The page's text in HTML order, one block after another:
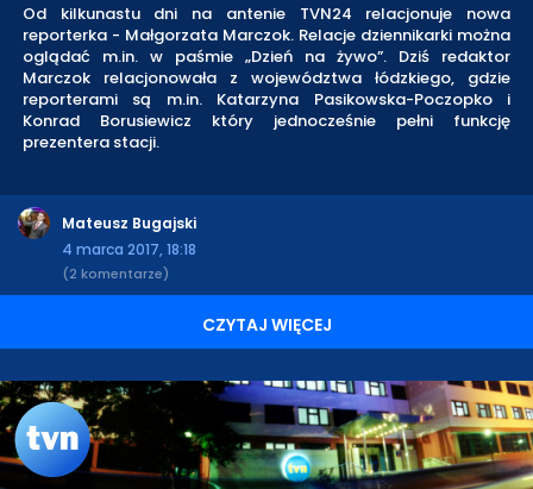
Od kilkunastu dni na antenie TVN24 relacjonuje nowa
reporterka - Małgorzata Marczok. Relacje dziennikarki można
oglądać m.in. w paśmie „Dzień na żywo”. Dziś redaktor
Marczok relacjonowała z województwa łódzkiego, gdzie
reporterami są m.in. Katarzyna Pasikowska-Poczopko i
Konrad Borusiewicz który jednocześnie pełni funkcję
prezentera stacji.
Mateusz Bugajski
4 marca 2017, 18:18
(2 komentarze)
CZYTAJ WIĘCEJ